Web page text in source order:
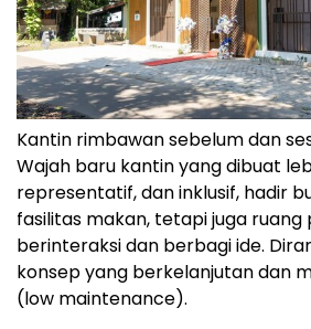
Kantin rimbawan sebelum dan
Wajah baru kantin yang dibuat
representatif, dan inklusif, hadir
fasilitas makan, tetapi juga ruang
berinteraksi dan berbagi ide.
konsep yang berkelanjutan dan
(low maintenance).